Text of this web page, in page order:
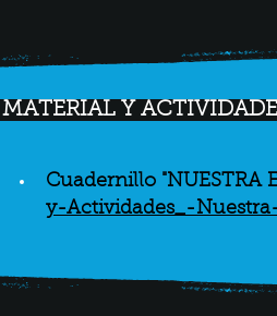
MATERIAL Y
Cuadernillo "NUESTRA
y-Actividades_-